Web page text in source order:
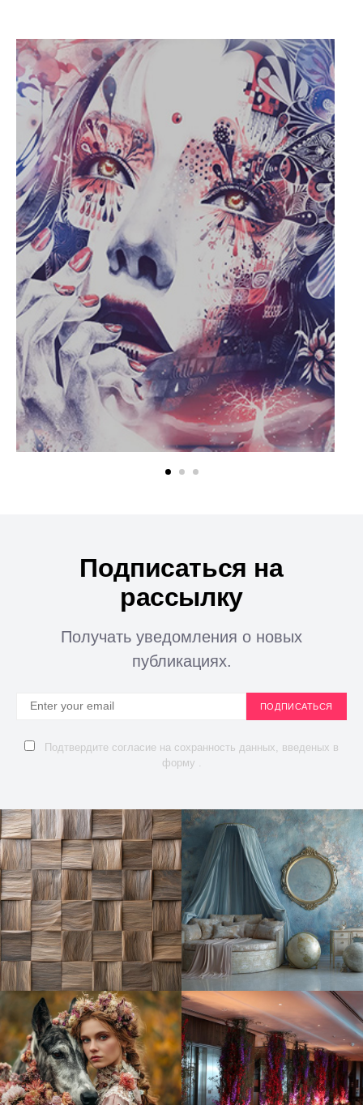
Подписаться на
рассылку
Получать уведомления о новых
публикациях.
ПОДПИСАТЬСЯ
Подтвердите согласие на сохранность данных, введеных в
форму .